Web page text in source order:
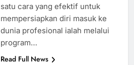
satu cara yang efektif untuk
mempersiapkan diri masuk ke
dunia profesional ialah melalui
program…
Read Full News